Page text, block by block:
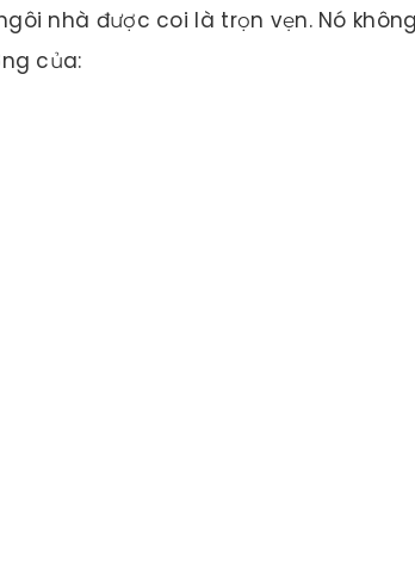
nhà được coi là trọn vẹn. Nó
của: